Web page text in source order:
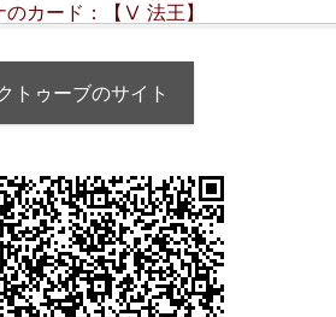
のカード：【Ⅴ 法王】
トゥーブのサイト